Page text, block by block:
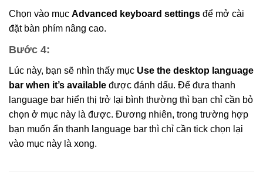
Chọn vào mục Advanced keyboard settings để mở cài
đặt bàn phím nâng cao.
Bước 4:
Lúc này, bạn sẽ nhìn thấy mục Use the desktop language
bar when it’s available được đánh dấu. Để đưa thanh
language bar hiển thị trở lại bình thường thì bạn chỉ cần bỏ
chọn ở mục này là được. Đương nhiên, trong trường hợp
bạn muốn ẩn thanh language bar thì chỉ cần tick chọn lại
vào mục này là xong.